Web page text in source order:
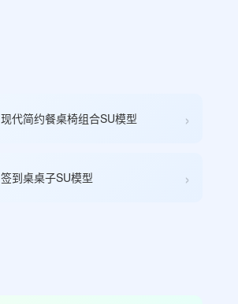
现代简约餐桌椅组合SU模型 ›
签到桌桌子SU模型 ›